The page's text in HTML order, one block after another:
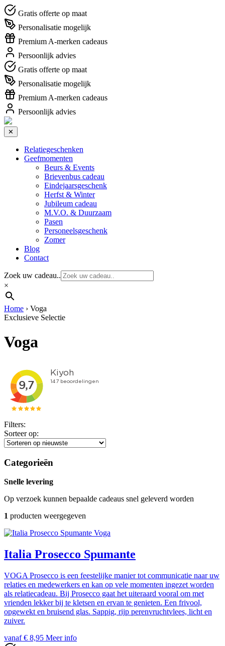
Gratis offerte op maat
Personalisatie mogelijk
Premium A-merken cadeaus
Persoonlijk advies
Gratis offerte op maat
Personalisatie mogelijk
Premium A-merken cadeaus
Persoonlijk advies
✕
Relatiegeschenken
Geefmomenten
Beurs & Events
Brievenbus cadeau
Eindejaarsgeschenk
Herfst & Winter
Jubileum cadeau
M.V.O. & Duurzaam
Pasen
Personeelsgeschenk
Zomer
Blog
Contact
Zoek uw cadeau..
×
Home › Voga
Exclusieve Selectie
Voga
Filters:
Sorteer op:
Categorieën
Snelle levering
Op verzoek kunnen bepaalde cadeaus snel geleverd worden
1 producten weergegeven
Voga
Italia Prosecco Spumante
VOGA Prosecco is een feestelijke manier tot communicatie naar uw
relaties en medewerkers en kan op vele momenten ingezet worden
als relatiecadeau. Bij Prosecco gaat het uiteraard vooral om met
vrienden lekker bij te kletsen en ervan te genieten. Een frivool,
opgewekt en bruisend glas. Sappig, rijp perenvruchtvlees, licht en
zuiver.
vanaf € 8,95 Meer info